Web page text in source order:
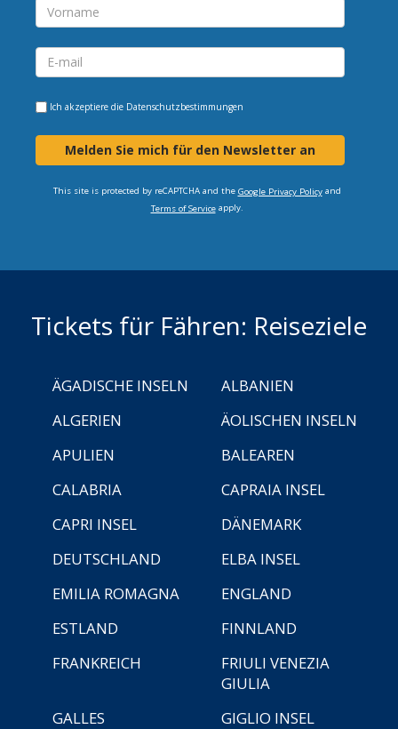
Ich akzeptiere die Datenschutzbestimmungen
Melden Sie mich für den Newsletter an
This site is protected by reCAPTCHA and the Google Privacy Policyand
Terms of Serviceapply.
Tickets für Fähren: Reiseziele
ÄGADISCHE INSELN
ALBANIEN
ALGERIEN
ÄOLISCHEN INSELN
APULIEN
BALEAREN
CALABRIA
CAPRAIA INSEL
CAPRI INSEL
DÄNEMARK
DEUTSCHLAND
ELBA INSEL
EMILIA ROMAGNA
ENGLAND
ESTLAND
FINNLAND
FRANKREICH
FRIULI VENEZIA
GIULIA
GALLES
GIGLIO INSEL